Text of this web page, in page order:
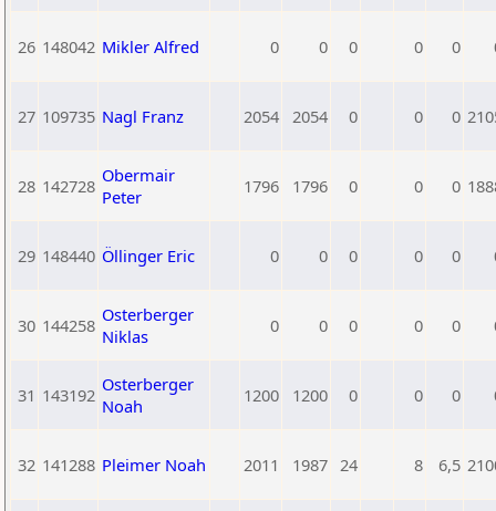
26 148042 Mikler Alfred 0 0 0 0 0
27 109735 Nagl Franz 2054 2054 0 0 0
28 142728 Obermair
Peter
1796 1796 0 0 0
29 148440 Öllinger Eric 0 0 0 0 0
30 144258 Osterberger
Niklas
0 0 0 0 0
31 143192 Osterberger
Noah
1200 1200 0 0 0
32 141288 Pleimer Noah 2011 1987 24 8 6,5